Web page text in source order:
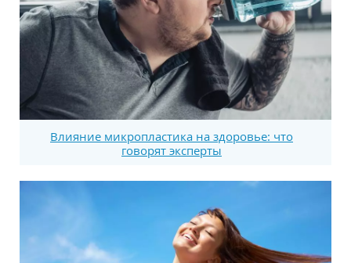
Влияние микропластика на здоровье: что
говорят эксперты